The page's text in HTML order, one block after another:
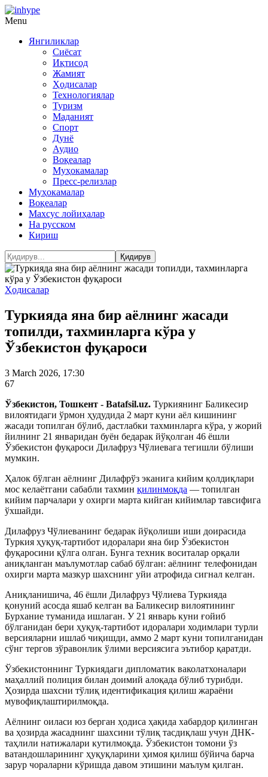
Menu
Янгиликлар
Сиёсат
Иқтисод
Жамият
Ҳодисалар
Технологиялар
Туризм
Маданият
Спорт
Дунё
Аудио
Воқеалар
Муҳокамалар
Пресс-релизлар
Муҳокамалар
Воқеалар
Махсус лойиҳалар
На русском
Кириш
Ҳодисалар
Туркияда яна бир аёлнинг жасади
топилди, тахминларга кўра у
Ўзбекистон фуқароси
3 March 2026, 17:30
67
Ўзбекистон, Тошкент - Batafsil.uz. Туркиянинг Баликесир
вилоятидаги ўрмон ҳудудида 2 март куни аёл кишининг
жасади топилган бўлиб, дастлабки тахминларга кўра, у жорий
йилнинг 21 январидан буён бедарак йўқолган 46 ёшли
Ўзбекистон фуқароси Дилафруз Чўлиевага тегишли бўлиши
мумкин.
Ҳалок бўлган аёлнинг Дилафрўз эканига кийим қолдиқлари
мос келаётгани сабабли тахмин қилинмоқда — топилган
кийим парчалари у охирги марта кийган кийимлар тавсифига
ўхшайди.
Дилафруз Чўлиеванинг бедарак йўқолиши иши доирасида
Туркия ҳуқуқ-тартибот идоралари яна бир Ўзбекистон
фуқаросини қўлга олган. Бунга техник воситалар орқали
аниқланган маълумотлар сабаб бўлган: аёлнинг телефонидан
охирги марта мазкур шахснинг уйи атрофида сигнал келган.
Аниқланишича, 46 ёшли Дилафруз Чўлиева Туркияда
қонуний асосда яшаб келган ва Баликесир вилоятининг
Бурхание туманида ишлаган. У 21 январь куни ғойиб
бўлганидан бери ҳуқуқ-тартибот идоралари ходимлари турли
версияларни ишлаб чиқишди, аммо 2 март куни топилганидан
сўнг тергов зўравонлик ўлими версиясига эътибор қаратди.
Ўзбекистоннинг Туркиядаги дипломатик ваколатхоналари
маҳаллий полиция билан доимий алоқада бўлиб турибди.
Ҳозирда шахсни тўлиқ идентификация қилиш жараёни
мувофиқлаштирилмоқда.
Аёлнинг оиласи юз берган ҳодиса ҳақида хабардор қилинган
ва ҳозирда жасаднинг шахсини тўлиқ тасдиқлаш учун ДНК-
таҳлили натижалари кутилмоқда. Ўзбекистон томони ўз
ватандошларининг ҳуқуқларини ҳимоя қилиш бўйича барча
зарур чораларни кўришда давом этишини маълум қилган.